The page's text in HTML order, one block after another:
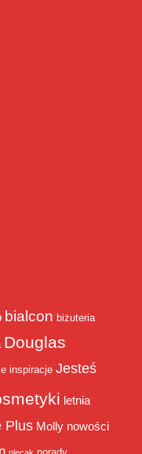
bialcon biżuteria
Douglas
inspiracje Jesteś
letnia
Plus Molly nowości